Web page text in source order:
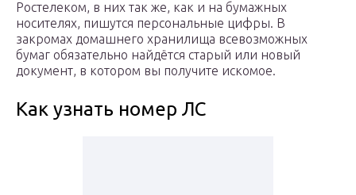
Ростелеком, в них так же, как и на бумажных
носителях, пишутся персональные цифры. В
закромах домашнего хранилища всевозможных
бумаг обязательно найдётся старый или новый
документ, в котором вы получите искомое.
Как узнать номер ЛС